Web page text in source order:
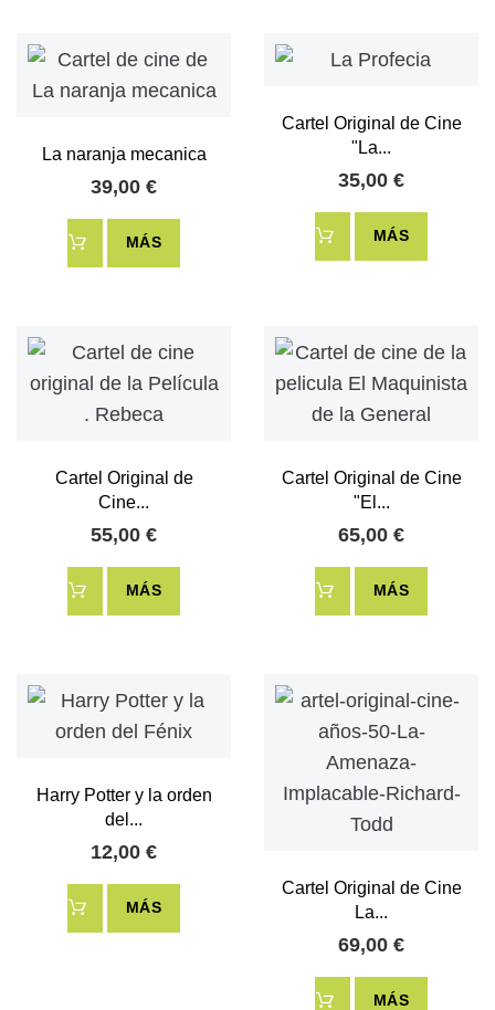
La naranja mecanica
39,00 €
MÁS
Cartel Original de Cine
"La...
35,00 €
MÁS
Cartel Original de
Cine...
55,00 €
MÁS
Cartel Original de Cine
"El...
65,00 €
MÁS
Harry Potter y la orden
del...
12,00 €
MÁS
Cartel Original de Cine
La...
69,00 €
MÁS